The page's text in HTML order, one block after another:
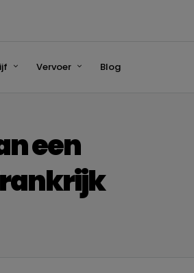
Vervoer Blog
een